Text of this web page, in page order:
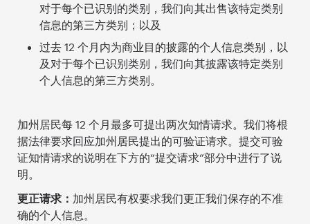
对于每个已识别的类别，我们向其出售该特定类别
信息的第三方类别；以及
过去 12 个月内为商业目的披露的个人信息类别，以
及对于每个已识别类别，我们向其披露该特定类别
个人信息的第三方类别。
加州居民每 12 个月最多可提出两次知情请求。我们将根
据法律要求回应加州居民提出的可验证请求。提交可验
证知情请求的说明在下方的“提交请求”部分中进行了说
明。
更正请求： 加州居民有权要求我们更正我们保存的不准
确的个人信息。